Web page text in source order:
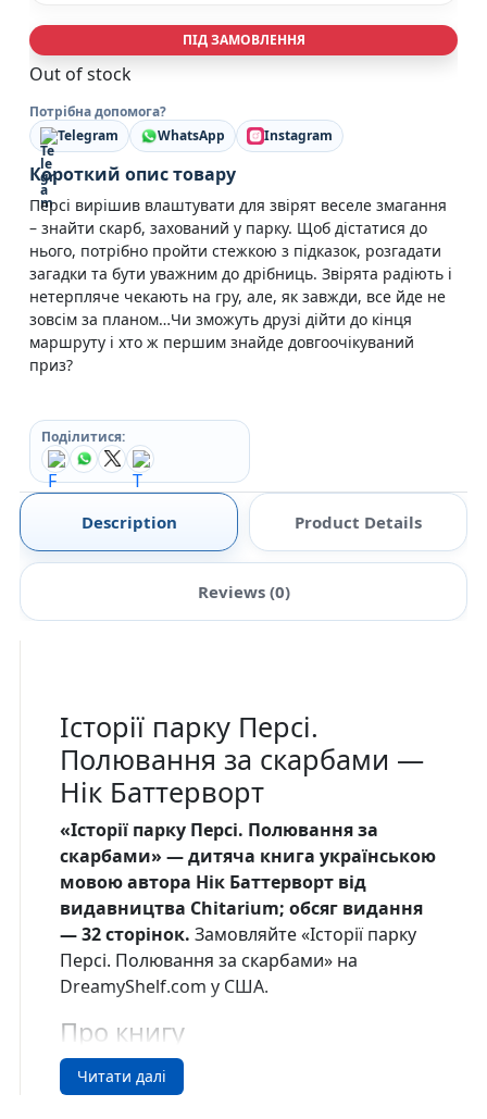
ПІД ЗАМОВЛЕННЯ
Out of stock
Потрібна допомога?
Telegram
WhatsApp Instagram
Короткий опис товару
Персі вирішив влаштувати для звірят веселе змагання
– знайти скарб, захований у парку. Щоб дістатися до
нього, потрібно пройти стежкою з підказок, розгадати
загадки та бути уважним до дрібниць. Звірята радіють і
нетерпляче чекають на гру, але, як завжди, все йде не
зовсім за планом…Чи зможуть друзі дійти до кінця
маршруту і хто ж першим знайде довгоочікуваний
приз?
Поділитися:
Description Product Details
Reviews (0)
Історії парку Персі.
Полювання за скарбами —
Нік Баттерворт
«Історії парку Персі. Полювання за
скарбами» — дитяча книга українською
мовою автора Нік Баттерворт від
видавництва Chitarium; обсяг видання
— 32 сторінок. Замовляйте «Історії парку
Персі. Полювання за скарбами» на
DreamyShelf.com у США.
Про книгу
Персі вирішив влаштувати для звірят веселе
змагання – знайти скарб, захований у парку.
Читати далі